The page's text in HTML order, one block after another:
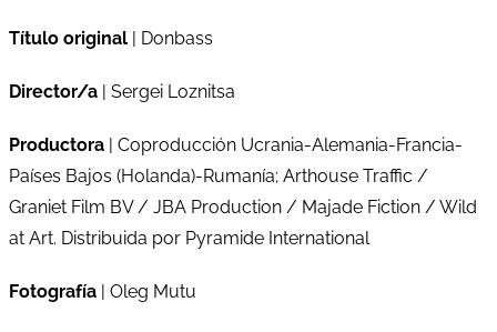
Título original | Donbass
Director/a | Sergei Loznitsa
Productora | Coproducción Ucrania-Alemania-Francia-
Países Bajos (Holanda)-Rumanía; Arthouse Traffic /
Graniet Film BV / JBA Production / Majade Fiction / Wild
at Art. Distribuida por Pyramide International
Fotografía | Oleg Mutu